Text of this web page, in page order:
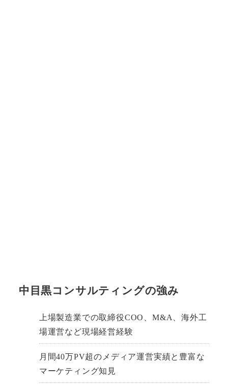
中目黒コンサルティングの強み
上場製造業での取締役COO、M&A、海外工
場運営など現場経営経験
月間40万PV超のメディア運営実績と豊富な
マーケティング知見